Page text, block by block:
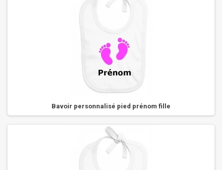
Bavoir personnalisé pied prénom fille